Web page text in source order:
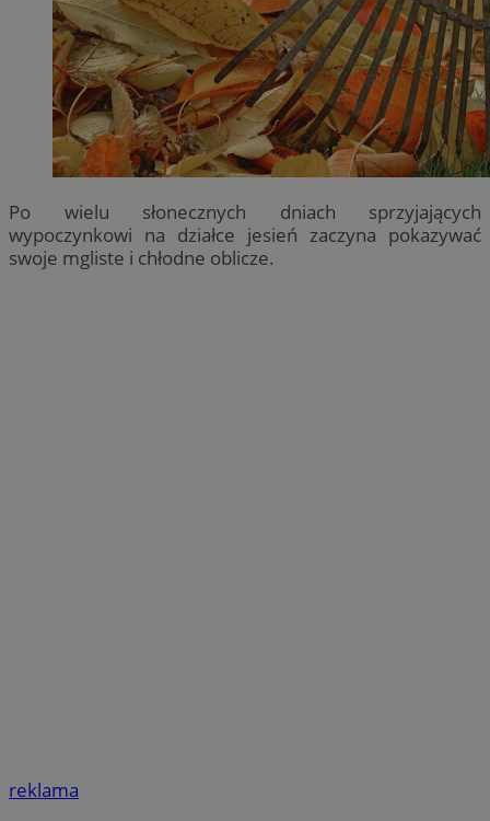
Po wielu słonecznych dniach sprzyjających
wypoczynkowi na działce jesień zaczyna pokazywać
swoje mgliste i chłodne oblicze.
reklama